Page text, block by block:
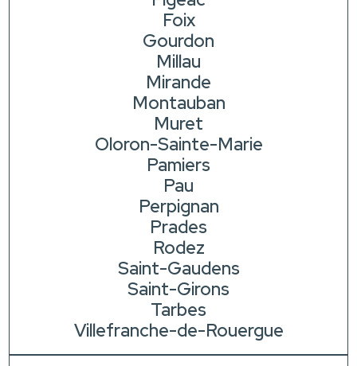
Foix
Gourdon
Millau
Mirande
Montauban
Muret
Oloron-Sainte-Marie
Pamiers
Pau
Perpignan
Prades
Rodez
Saint-Gaudens
Saint-Girons
Tarbes
Villefranche-de-Rouergue